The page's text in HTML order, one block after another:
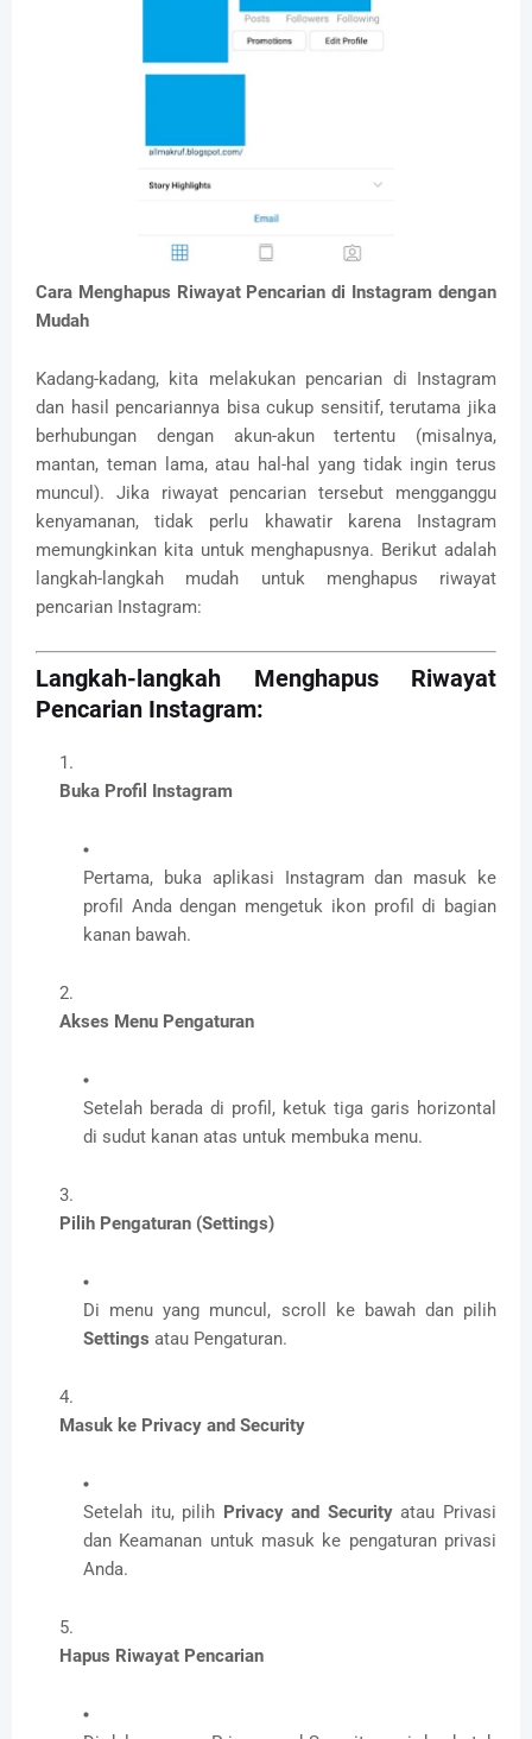
Cara Menghapus Riwayat Pencarian di Instagram dengan
Mudah
Kadang-kadang, kita melakukan pencarian di Instagram
dan hasil pencariannya bisa cukup sensitif, terutama jika
berhubungan dengan akun-akun tertentu (misalnya,
mantan, teman lama, atau hal-hal yang tidak ingin terus
muncul). Jika riwayat pencarian tersebut mengganggu
kenyamanan, tidak perlu khawatir karena Instagram
memungkinkan kita untuk menghapusnya. Berikut adalah
langkah-langkah mudah untuk menghapus riwayat
pencarian Instagram:
Langkah-langkah Menghapus Riwayat
Pencarian Instagram:
Buka Profil Instagram
Pertama, buka aplikasi Instagram dan masuk ke
profil Anda dengan mengetuk ikon profil di bagian
kanan bawah.
Akses Menu Pengaturan
Setelah berada di profil, ketuk tiga garis horizontal
di sudut kanan atas untuk membuka menu.
Pilih Pengaturan (Settings)
Di menu yang muncul, scroll ke bawah dan pilih
Settings atau Pengaturan.
Masuk ke Privacy and Security
Setelah itu, pilih Privacy and Securityatau Privasi
dan Keamanan untuk masuk ke pengaturan privasi
Anda.
Hapus Riwayat Pencarian